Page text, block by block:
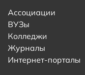
Ассоциации
ВУЗы
Колледжи
Журналы
Интернет-порталы